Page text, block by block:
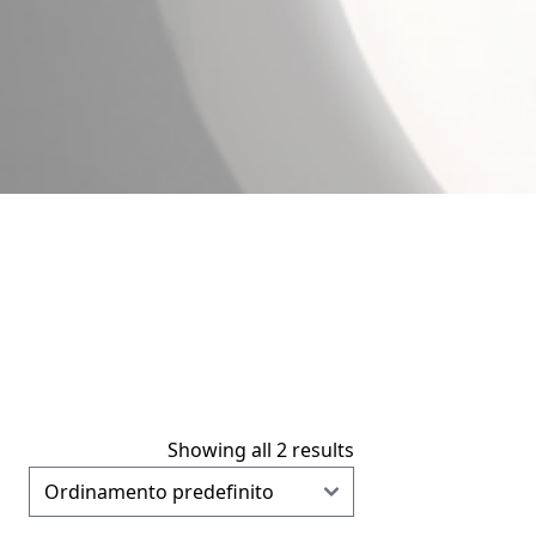
Showing all 2 results